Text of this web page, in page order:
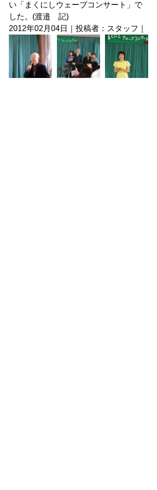
い「まくにしウェーブコンサート」で
した。(渡邉　記)
2012年02月04日｜投稿者：スタッフ｜